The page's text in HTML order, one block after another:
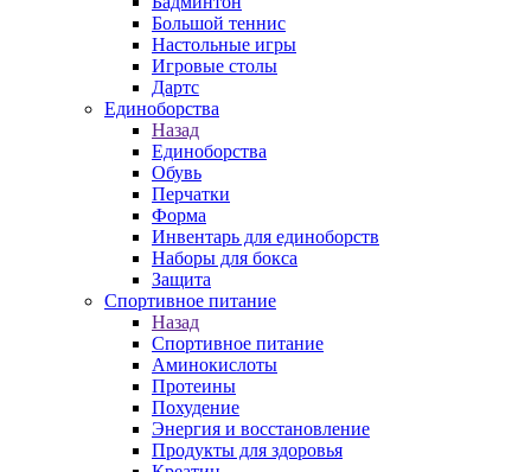
Большой теннис
Настольные игры
Игровые столы
Дартс
Единоборства
Назад
Единоборства
Обувь
Перчатки
Форма
Инвентарь для единоборств
Наборы для бокса
Защита
Спортивное питание
Назад
Спортивное питание
Аминокислоты
Протеины
Похудение
Энергия и восстановление
Продукты для здоровья